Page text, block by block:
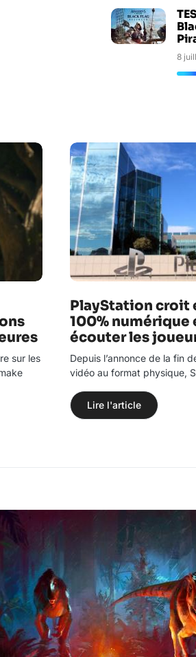
8
sur les
PlayStation croit
100% numérique
écouter les
Depuis l’annonce de la fin
vidéo au format physique,
Lire l'article